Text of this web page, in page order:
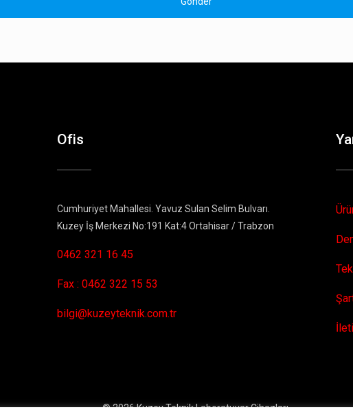
Ofis
Cumhuriyet Mahallesi. Yavuz Sulan Selim Bulvarı.
Kuzey İş Merkezi No:191 Kat:4 Ortahisar / Trabzon
0462 321 16 45
Fax : 0462 322 15 53
bilgi@kuzeyteknik.com.tr
© 2026 Kuzey Teknik Laboratuvar Cihazları.